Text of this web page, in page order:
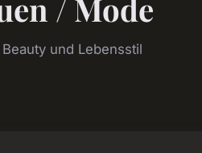
/ Mode
und Lebensstil